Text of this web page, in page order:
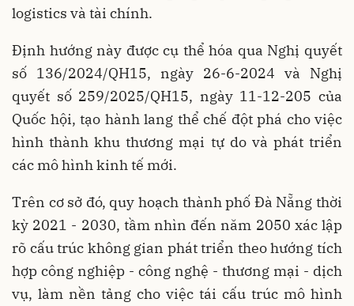
logistics và tài chính.
Định hướng này được cụ thể hóa qua Nghị quyết
số 136/2024/QH15, ngày 26-6-2024 và Nghị
quyết số 259/2025/QH15, ngày 11-12-205 của
Quốc hội, tạo hành lang thể chế đột phá cho việc
hình thành khu thương mại tự do và phát triển
các mô hình kinh tế mới.
Trên cơ sở đó, quy hoạch thành phố Đà Nẵng thời
kỳ 2021 - 2030, tầm nhìn đến năm 2050 xác lập
rõ cấu trúc không gian phát triển theo hướng tích
hợp công nghiệp - công nghệ - thương mại - dịch
vụ, làm nền tảng cho việc tái cấu trúc mô hình